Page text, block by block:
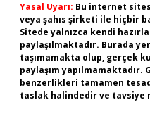
Yasal Uyarı: Bu internet
veya şahıs şirketi ile hiçbir
Sitede yalnızca kendi
paylaşılmaktadır. Burada
taşımamakta olup, gerçek
paylaşım
benzerlikleri tamamen
taslak halindedir ve tavsiye